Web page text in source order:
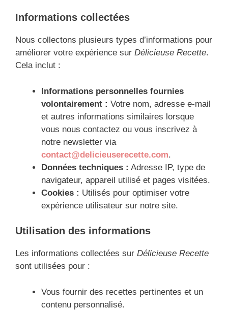
Informations collectées
Nous collectons plusieurs types d’informations pour
améliorer votre expérience sur Délicieuse Recette.
Cela inclut :
Informations personnelles fournies
volontairement : Votre nom, adresse e-mail
et autres informations similaires lorsque
vous nous contactez ou vous inscrivez à
notre newsletter via
contact@delicieuserecette.com.
Données techniques : Adresse IP, type de
navigateur, appareil utilisé et pages visitées.
Cookies : Utilisés pour optimiser votre
expérience utilisateur sur notre site.
Utilisation des informations
Les informations collectées sur Délicieuse Recette
sont utilisées pour :
Vous fournir des recettes pertinentes et un
contenu personnalisé.